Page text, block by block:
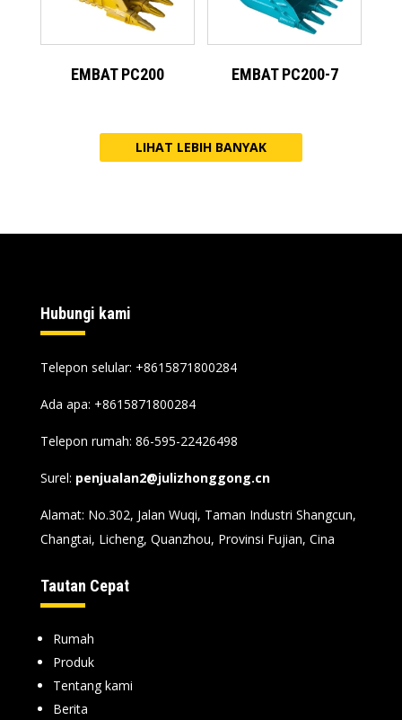
EMBAT PC200 EMBAT PC200-7
LIHAT LEBIH BANYAK
Hubungi kami
Telepon selular: +8615871800284
Ada apa: +8615871800284
Telepon rumah: 86-595-22426498
Surel: penjualan2@julizhonggong.cn
Alamat: No.302, Jalan Wuqi, Taman Industri Shangcun,
Changtai, Licheng, Quanzhou, Provinsi Fujian, Cina
Tautan Cepat
Rumah
Produk
Tentang kami
Berita